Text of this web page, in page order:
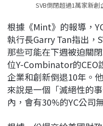
SVB倒閉超過1萬家新
根據《Mint》的報導，
執行長Garry Tan指出，
那些可能在下週被迫關
位Y-Combinator的CEO
企業和創新倒退10年。
來說是一個「滅絕性的
內，會有30%的YC公司